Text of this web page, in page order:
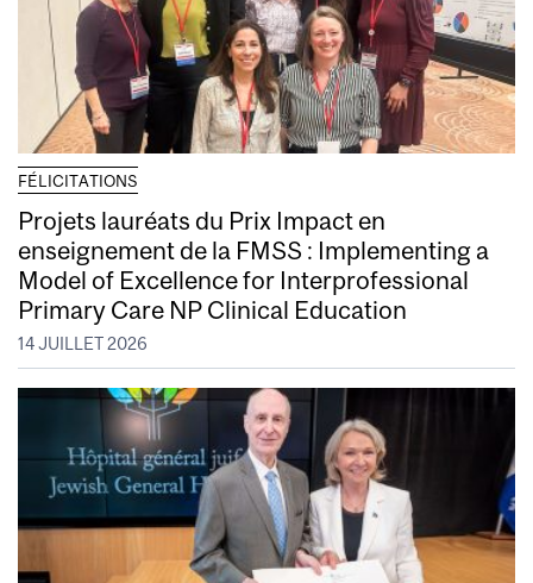
FÉLICITATIONS
Projets lauréats du Prix Impact en
enseignement de la FMSS : Implementing a
Model of Excellence for Interprofessional
Primary Care NP Clinical Education
14 JUILLET 2026